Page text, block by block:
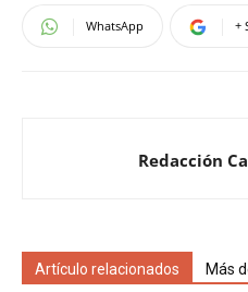
WhatsApp +
Redacción
Artículo relacionados Más